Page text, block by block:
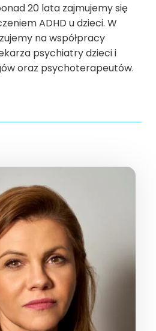
20 lata zajmujemy się
ADHD u dzieci. W
na współpracy
psychiatry dzieci i
oraz psychoterapeutów.